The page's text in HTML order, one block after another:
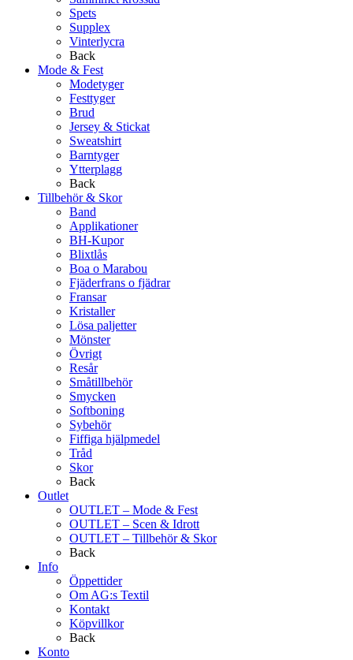
Spets
Supplex
Vinterlycra
Back
Mode & Fest
Modetyger
Festtyger
Brud
Jersey & Stickat
Sweatshirt
Barntyger
Ytterplagg
Back
Tillbehör & Skor
Band
Applikationer
BH-Kupor
Blixtlås
Boa o Marabou
Fjäderfrans o fjädrar
Fransar
Kristaller
Lösa paljetter
Mönster
Övrigt
Resår
Småtillbehör
Smycken
Softboning
Sybehör
Fiffiga hjälpmedel
Tråd
Skor
Back
Outlet
OUTLET – Mode & Fest
OUTLET – Scen & Idrott
OUTLET – Tillbehör & Skor
Back
Info
Öppettider
Om AG:s Textil
Kontakt
Köpvillkor
Back
Konto